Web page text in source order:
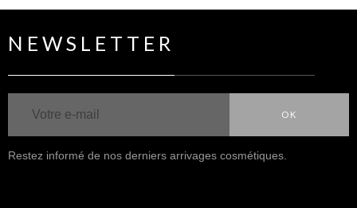
NEWSLETTER
OK
Restez informé de nos derniers arrivages cosmétiques.